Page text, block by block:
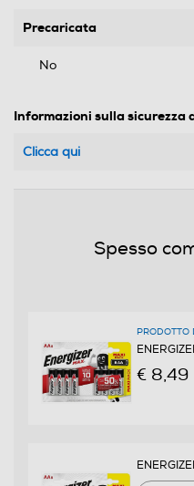
Precaricata
No
Informazioni sulla sicurezza
Clicca qui
Spesso
PRODOTTO
€ 8,49